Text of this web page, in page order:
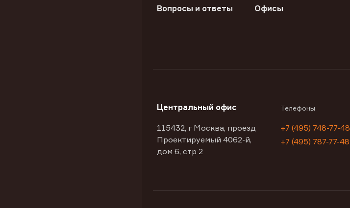
Вопросы и ответы Офисы
Центральный офис
115432, г Москва, проезд
Проектируемый 4062-й,
дом 6, стр 2
Телефоны
+7 (495) 748-77-48
+7 (495) 787-77-48